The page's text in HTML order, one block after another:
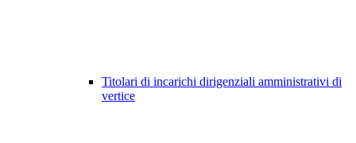
Titolari di incarichi dirigenziali amministrativi di
vertice